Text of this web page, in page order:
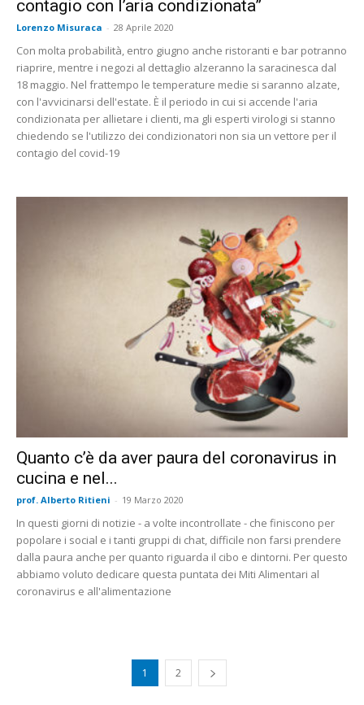
contagio con l’aria condizionata”
Lorenzo Misuraca - 28 Aprile 2020
Con molta probabilità, entro giugno anche ristoranti e bar potranno
riaprire, mentre i negozi al dettaglio alzeranno la saracinesca dal
18 maggio. Nel frattempo le temperature medie si saranno alzate,
con l'avvicinarsi dell'estate. È il periodo in cui si accende l'aria
condizionata per allietare i clienti, ma gli esperti virologi si stanno
chiedendo se l'utilizzo dei condizionatori non sia un vettore per il
contagio del covid-19
Quanto c’è da aver paura del coronavirus in
cucina e nel...
prof. Alberto Ritieni - 19 Marzo 2020
In questi giorni di notizie - a volte incontrollate - che finiscono per
popolare i social e i tanti gruppi di chat, difficile non farsi prendere
dalla paura anche per quanto riguarda il cibo e dintorni. Per questo
abbiamo voluto dedicare questa puntata dei Miti Alimentari al
coronavirus e all'alimentazione
1 2